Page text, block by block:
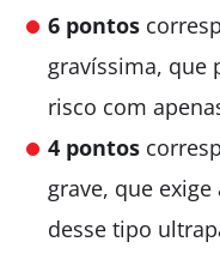
6 pontos
gravíssima, que
risco com
4 pontos
grave, que
desse tipo